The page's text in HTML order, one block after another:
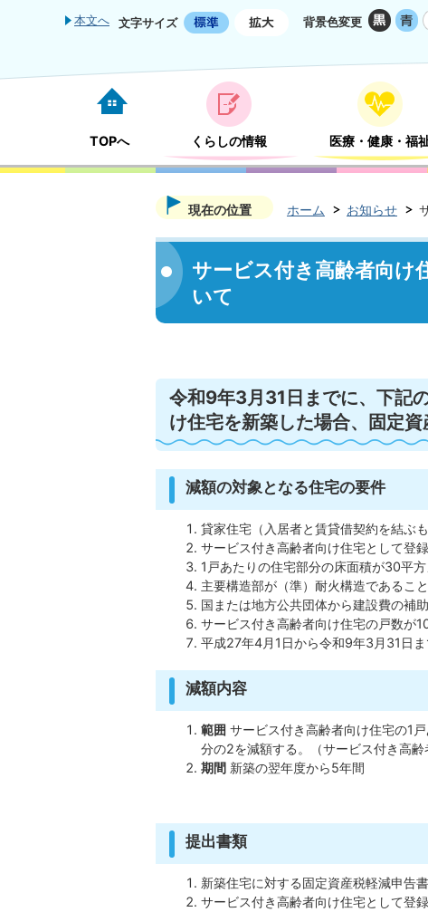
本文へ 文字サイズ 背景色変更
TOPへ くらしの情報 医療・健康・福
現在の位置 ホーム お知らせ
サービス付き高齢者向け
いて
令和9年3月31日までに、下記
け住宅を新築した場合、固定資
減額の対象となる住宅の要件
貸家住宅（入居者と賃貸借契約を結ぶも
サービス付き高齢者向け住宅として登
1戸あたりの住宅部分の床面積が30平
主要構造部が（準）耐火構造であるこ
国または地方公共団体から建設費の補
サービス付き高齢者向け住宅の戸数が
平成27年4月1日から令和9年3月31日
減額内容
範囲 サービス付き高齢者向け住宅の1
分の2を減額する。（サービス付き高齢
期間 新築の翌年度から5年間
提出書類
新築住宅に対する固定資産税軽減申告書
サービス付き高齢者向け住宅として登